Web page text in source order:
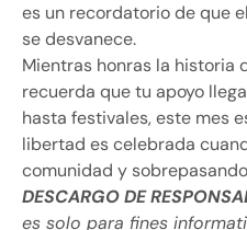
es un recordatorio de que
se desvanece.
Mientras honras la historia
recuerda que tu apoyo
hasta festivales, este mes
libertad es celebrada
comunidad y
DESCARGO DE
es solo para fines